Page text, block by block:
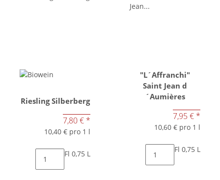
Riesling Silberberg
7,80 € *
10,40 € pro 1 l
Fl 0,75 L
"L´Affranchi"
Saint Jean d
´Aumières
7,95 € *
10,60 € pro 1 l
Fl 0,75 L